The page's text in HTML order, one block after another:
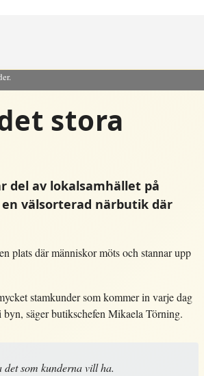
stora
del av lokalsamhället på
välsorterad närbutik där
plats där människor möts och stannar upp
stamkunder som kommer in varje dag
säger butikschefen Mikaela Törning.
som kunderna vill ha.